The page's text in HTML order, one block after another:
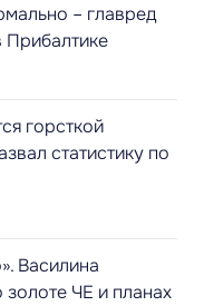
– главред
горсткой
статистику по
Василина
ЧЕ и планах